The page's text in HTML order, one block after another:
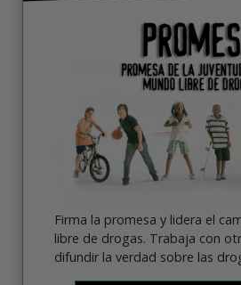
Firma la promesa y lidera el
libre de drogas. Trabaja con
difundir la verdad sobre las